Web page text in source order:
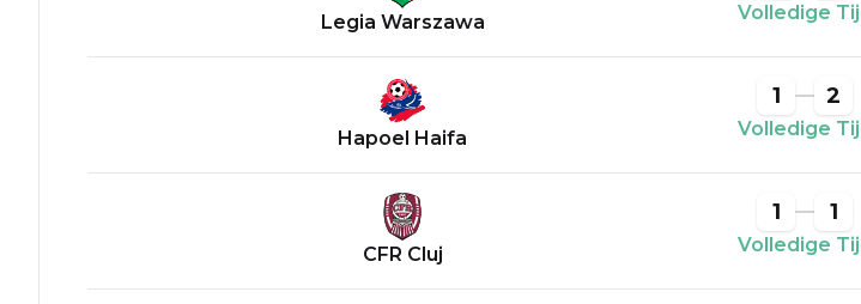
Legia Warszawa Volledige
Hapoel Haifa
1 2
Volledige
CFR Cluj
1 1
Volledige